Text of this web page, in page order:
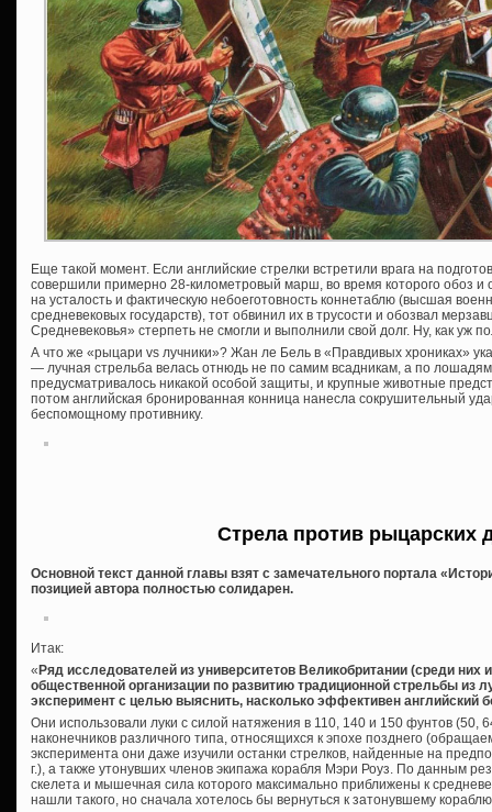
Еще такой момент. Если английские стрелки встретили врага на
совершили примерно 28-километровый марш, во время которого обоз и
на усталость и фактическую небоеготовность коннетаблю (высшая
средневековых государств), тот обвинил их в трусости и обозвал
Средневековья» стерпеть не смогли и выполнили свой долг. Ну, как уж
А что же «рыцари vs лучники»? Жан ле Бель в «Правдивых хрониках»
— лучная стрельба велась отнюдь не по самим всадникам, а по
предусматривалось никакой особой защиты, и крупные животные
потом английская бронированная конница нанесла сокрушительный
беспомощному противнику.
Стрела против рыцарских
Основной текст данной главы взят с замечательного портала
позицией автора полностью солидарен.
Итак:
«Ряд исследователей из университетов Великобритании (среди них
общественной организации по развитию традиционной стрельбы из
эксперимент с целью выяснить, насколько эффективен английский
Они использовали луки с силой натяжения в 110, 140 и 150 фунтов (50,
наконечников различного типа, относящихся к эпохе позднего
эксперимента они даже изучили останки стрелков, найденные на
г.), а также утонувших членов экипажа корабля Мэри Роуз. По данным
скелета и мышечная сила которого максимально приближены к
нашли такого, но сначала хотелось бы вернуться к затонувшему